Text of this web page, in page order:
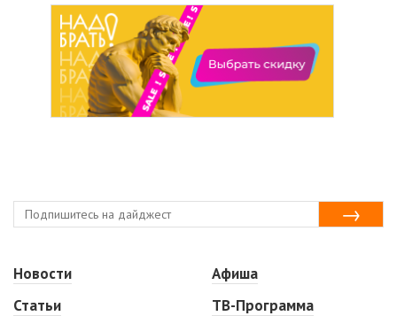
Новости
Статьи
Афиша
ТВ-Программа